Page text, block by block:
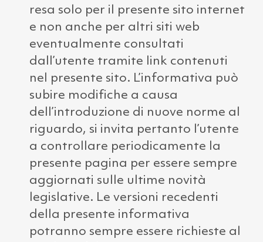
resa solo per il presente sito internet
e non anche per altri siti web
eventualmente consultati
dall’utente tramite link contenuti
nel presente sito. L’informativa può
subire modifiche a causa
dell’introduzione di nuove norme al
riguardo, si invita pertanto l’utente
a controllare periodicamente la
presente pagina per essere sempre
aggiornati sulle ultime novità
legislative. Le versioni recedenti
della presente informativa
potranno sempre essere richieste al